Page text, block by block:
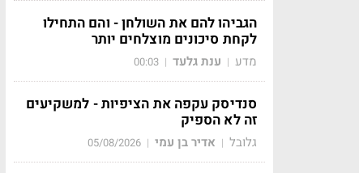
הגביהו להם את השולחן - והם התחילו
לקחת סיכונים מוצלחים יותר
מדע | ענת גלעד |
00:03
סנדיסק עקפה את הציפיות - למשקיעים
זה לא הספיק
גלובל | אדיר בן עמי |
05/08/2026